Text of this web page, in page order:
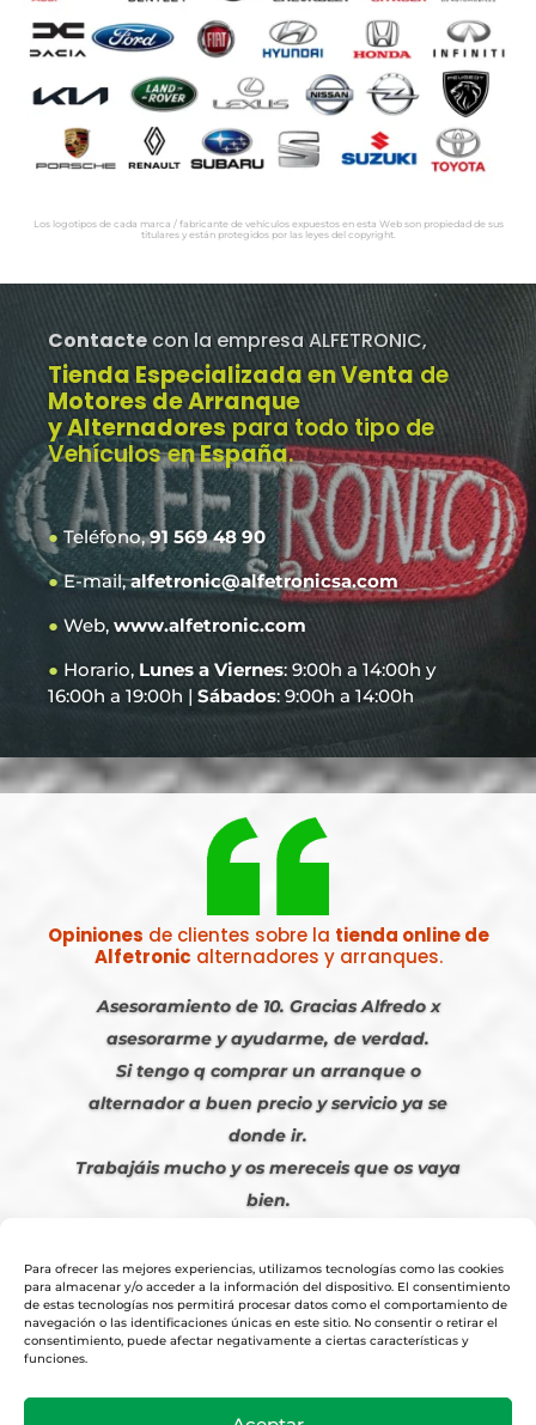
Para ofrecer las mejores experiencias, utilizamos tecnologías como las cookies
para almacenar y/o acceder a la información del dispositivo. El consentimiento
de estas tecnologías nos permitirá procesar datos como el comportamiento de
navegación o las identificaciones únicas en este sitio. No consentir o retirar el
consentimiento, puede afectar negativamente a ciertas características y
funciones.
Los logotipos de cada marca / fabricante de vehículos expuestos en esta Web son propiedad de sus
titulares y están protegidos por las leyes del copyright.
Contacte con la empresa ALFETRONIC,
Tienda Especializada en Venta de
Motores de Arranque
y Alternadores para todo tipo de
Vehículos en España.
●Teléfono,91 569 48 90
●E-mail,alfetronic@alfetronicsa.com
● Web, www.alfetronic.com
● Horario, Lunes a Viernes: 9:00h a 14:00h y
16:00h a 19:00h | Sábados: 9:00h a 14:00h
Opiniones de clientes sobre la tienda online de
Alfetronic alternadores y arranques.
Asesoramiento de 10. Gracias Alfredo x
asesorarme y ayudarme, de verdad.
Si tengo q comprar un arranque o
alternador a buen precio y servicio ya se
donde ir.
Trabajáis mucho y os mereceis que os vaya
bien.